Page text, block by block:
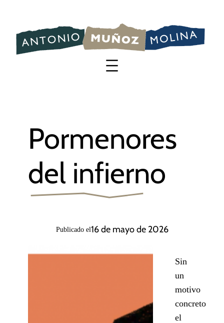
contenido
Pormenores
del infierno
Publicado el16 de mayo de 2026
Sin
un
motivo
concreto
el